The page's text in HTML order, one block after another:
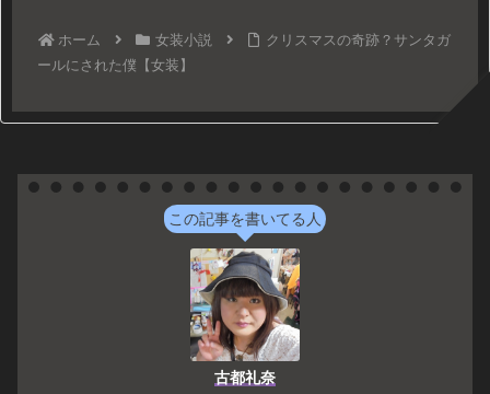
ホーム 女装小説
クリスマスの奇跡？サンタガ
ールにされた僕【女装】
この記事を書いてる人
古都礼奈